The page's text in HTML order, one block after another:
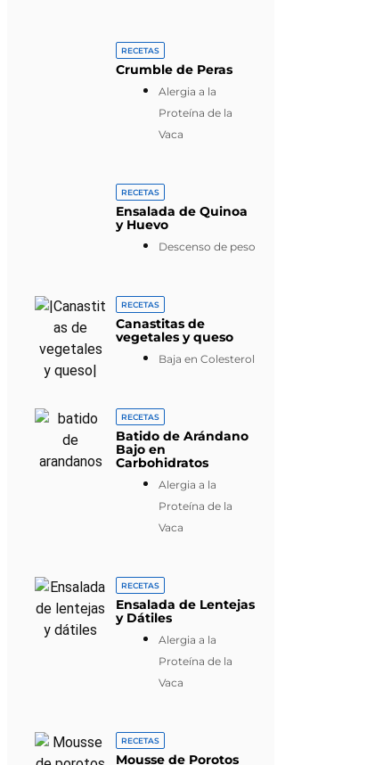
RECETAS
Crumble de Peras
Alergia a la
Proteína de la
Vaca
RECETAS
Ensalada de Quinoa
y Huevo
Descenso de peso
RECETAS
Canastitas de
vegetales y queso
Baja en Colesterol
RECETAS
Batido de Arándano
Bajo en
Carbohidratos
Alergia a la
Proteína de la
Vaca
RECETAS
Ensalada de Lentejas
y Dátiles
Alergia a la
Proteína de la
Vaca
RECETAS
Mousse de Porotos